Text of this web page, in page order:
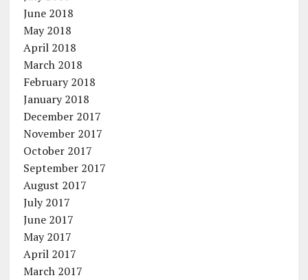
June 2018
May 2018
April 2018
March 2018
February 2018
January 2018
December 2017
November 2017
October 2017
September 2017
August 2017
July 2017
June 2017
May 2017
April 2017
March 2017